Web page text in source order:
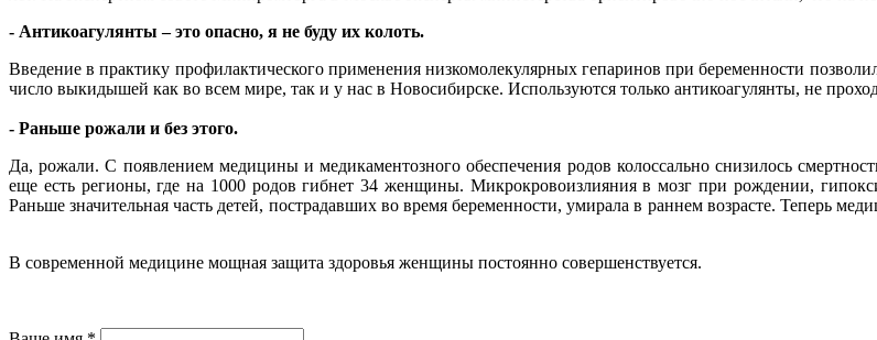
- Антикоагулянты – это опасно, я не буду их колоть.
Введение в практику профилактического применения низкомолекулярных гепаринов при беременности
число выкидышей как во всем мире, так и у нас в Новосибирске. Используются только антикоагулянты, не
- Раньше рожали и без этого.
Да, рожали. С появлением медицины и медикаментозного обеспечения родов колоссально снизилось
еще есть регионы, где на 1000 родов гибнет 34 женщины. Микрокровоизлияния в мозг при рождении,
Раньше значительная часть детей, пострадавших во время беременности, умирала в раннем возрасте. Теперь
В современной медицине мощная защита здоровья женщины постоянно совершенствуется.